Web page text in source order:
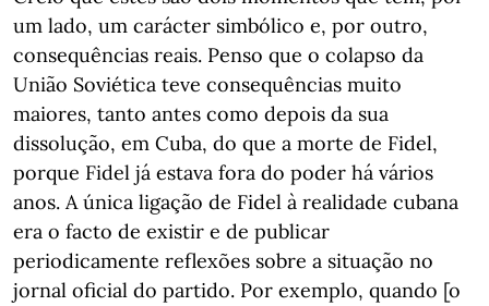
um lado, um carácter simbólico e, por outro,
consequências reais. Penso que o colapso da
União Soviética teve consequências muito
maiores, tanto antes como depois da sua
dissolução, em Cuba, do que a morte de Fidel,
porque Fidel já estava fora do poder há vários
anos. A única ligação de Fidel à realidade cubana
era o facto de existir e de publicar
periodicamente reflexões sobre a situação no
jornal oficial do partido. Por exemplo, quando [o